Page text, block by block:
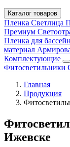
Каталог товаров
Пленка Светлица
Премиум
Пленка для
материал
Комплектующие
Фитосветильники
Главная
Продукция
Ижевске